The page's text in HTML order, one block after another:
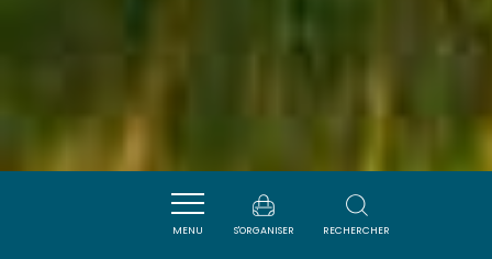
MENU S'ORGANISER RECHERCHER